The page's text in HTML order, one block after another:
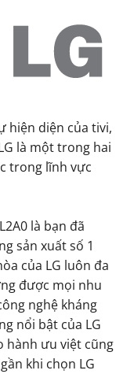
hiện diện của tivi,
là một trong hai
trong lĩnh vực
là bạn đã
sản xuất số 1
của LG luôn đa
được mọi nhu
nghệ kháng
nổi bật của LG
hành ưu việt cũng
khi chọn LG